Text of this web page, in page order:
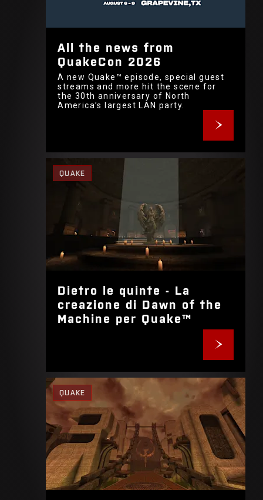
All the news from
QuakeCon 2026
A new Quake™ episode, special guest
streams and more hit the scene for
the 30th anniversary of North
America’s largest LAN party.
QUAKE
Dietro le quinte - La
creazione di Dawn of the
Machine per Quake™
QUAKE